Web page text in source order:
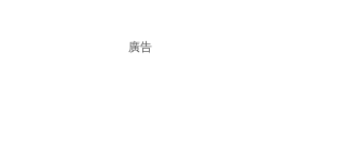
廣告